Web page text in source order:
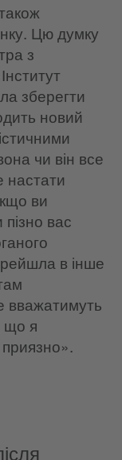
Цю думку
з
зберегти
новий
чи він все
ви
вас
в інше
вважатимуть
що я